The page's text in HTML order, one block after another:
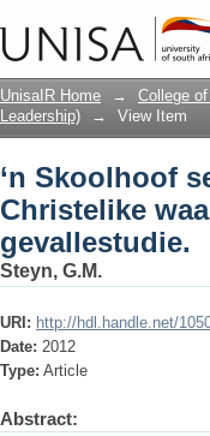
‘n Skoolhoof
Suid-
UnisaIR Home → College
Leadership)
→ View Item
‘n Skoolhoof
Christelike
gevallestudie.
Steyn, G.M.
URI: http://hdl.handle.net/
Date: 2012
Type: Article
Abstract: